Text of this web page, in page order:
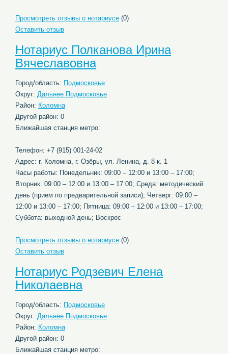
Просмотреть отзывы о нотариусе (0)
Оставить отзыв
Нотариус Полканова Ирина
Вячеславовна
Город/область: Подмосковье
Округ: Дальнее Подмосковье
Район: Коломна
Другой район: 0
Ближайшая станция метро:
Телефон: +7 (915) 001-24-02
Адрес: г. Коломна, г. Озёры, ул. Ленина, д. 8 к. 1
Часы работы: Понедельник: 09:00 – 12:00 и 13:00 – 17:00;
Вторник: 09:00 – 12:00 и 13:00 – 17:00; Среда: методический
день (прием по предварительной записи); Четверг: 09:00 –
12:00 и 13:00 – 17:00; Пятница: 09:00 – 12:00 и 13:00 – 17:00;
Суббота: выходной день; Воскрес
Просмотреть отзывы о нотариусе (0)
Оставить отзыв
Нотариус Родзевич Елена
Николаевна
Город/область: Подмосковье
Округ: Дальнее Подмосковье
Район: Коломна
Другой район: 0
Ближайшая станция метро: